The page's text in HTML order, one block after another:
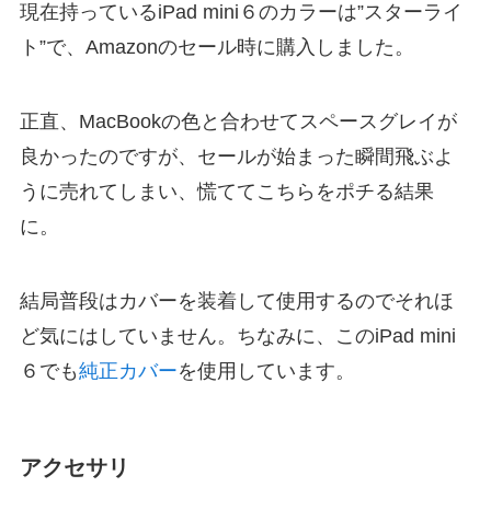
現在持っているiPad mini６のカラーは”スターライ
ト”で、Amazonのセール時に購入しました。
正直、MacBookの色と合わせてスペースグレイが
良かったのですが、セールが始まった瞬間飛ぶよ
うに売れてしまい、慌ててこちらをポチる結果
に。
結局普段はカバーを装着して使用するのでそれほ
ど気にはしていません。ちなみに、このiPad mini
６でも純正カバーを使用しています。
アクセサリ